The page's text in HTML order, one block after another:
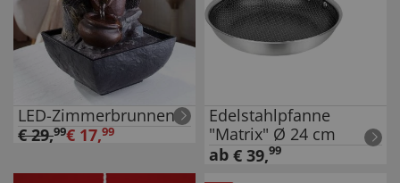
LED-Zimmerbrunnen
€29,99€ 17,99
Edelstahlpfanne
"Matrix" Ø 24 cm
ab € 39,99